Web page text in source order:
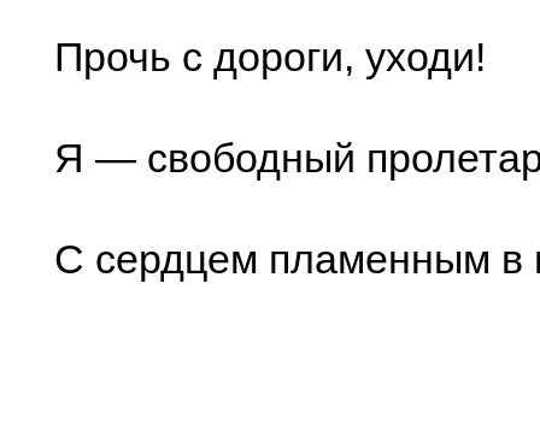
Прочь с дороги, уходи!
Я — свободный
С сердцем пламенным в